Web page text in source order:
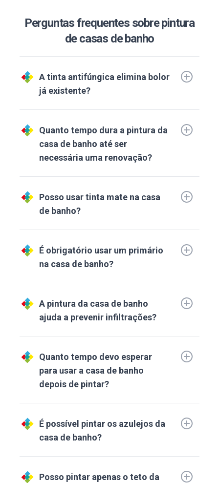
Perguntas frequentes sobre pintura
de casas de banho
A tinta antifúngica elimina bolor
já existente?
Quanto tempo dura a pintura da
casa de banho até ser
necessária uma renovação?
Posso usar tinta mate na casa
de banho?
É obrigatório usar um primário
na casa de banho?
A pintura da casa de banho
ajuda a prevenir infiltrações?
Quanto tempo devo esperar
para usar a casa de banho
depois de pintar?
É possível pintar os azulejos da
casa de banho?
Posso pintar apenas o teto da